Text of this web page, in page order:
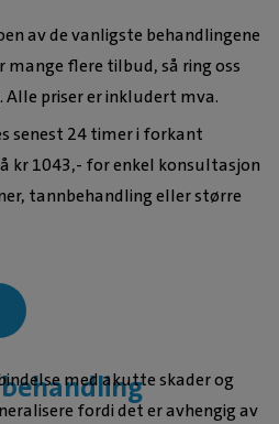
av de vanligste behandlingene
mange flere tilbud, så ring oss
priser er inkludert mva.
senest 24 timer i forkant
kr 1043,- for enkel konsultasjon
tannbehandling eller større
med akutte skader og
fordi det er avhengig av